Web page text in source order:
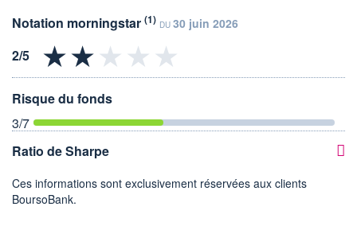
Notation morningstar (1) DU 30 juin 2026
Risque du fonds
3/7
Ratio de Sharpe
Ces informations sont exclusivement réservées aux clients
BoursoBank.